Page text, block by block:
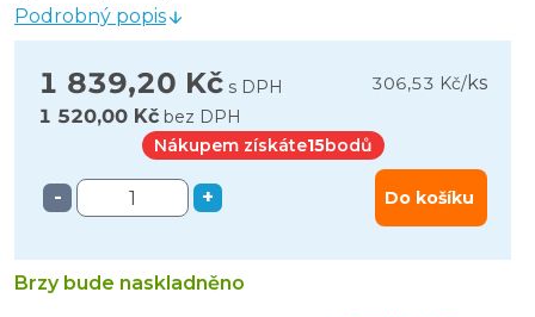
Podrobný popis
1 839,20 Kč s DPH 306,53 Kč/ks
1 520,00 Kč bez DPH
Nákupem získáte15bodů
- + Do košíku
Brzy bude naskladněno